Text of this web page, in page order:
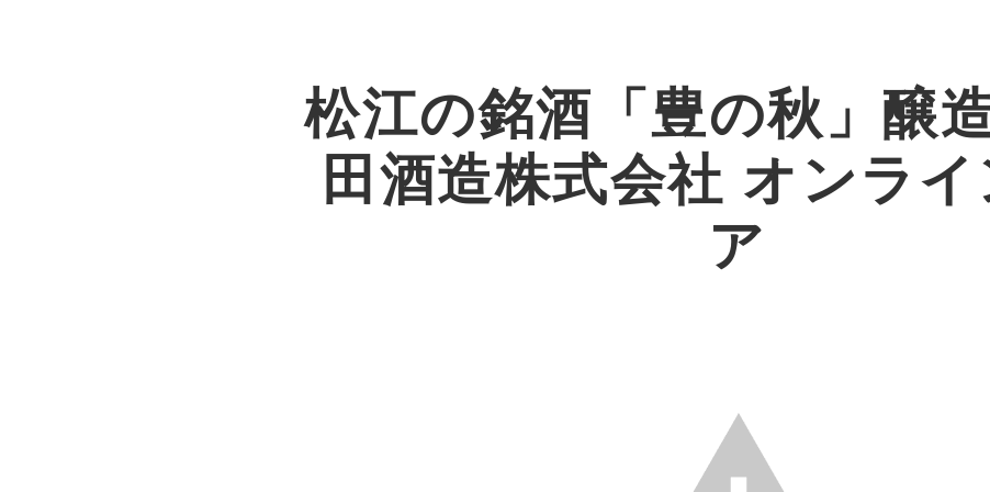
松江の銘酒「豊の秋」醸
田酒造株式会社 オンライ
ア